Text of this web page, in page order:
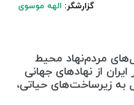
گزارشگر: الهه موسوی
مردم‌نهاد محیط
از نهادهای جهانی
به زیرساخت‌های حیاتی،